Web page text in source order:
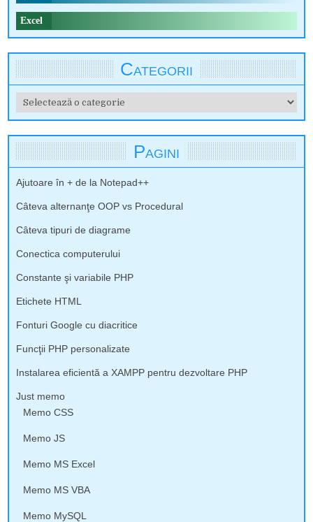
Excel
Categorii
Categorii
Pagini
Ajutoare în + de la Notepad++
Câteva alternanţe OOP vs Procedural
Câteva tipuri de diagrame
Conectica computerului
Constante şi variabile PHP
Etichete HTML
Fonturi Google cu diacritice
Funcţii PHP personalizate
Instalarea eficientă a XAMPP pentru dezvoltare PHP
Just memo
Memo CSS
Memo JS
Memo MS Excel
Memo MS VBA
Memo MySQL